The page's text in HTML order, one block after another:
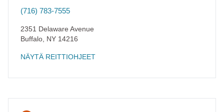
(716) 783-7555
2351 Delaware Avenue
Buffalo NY 14216
NÄYTÄ REITTIOHJEET